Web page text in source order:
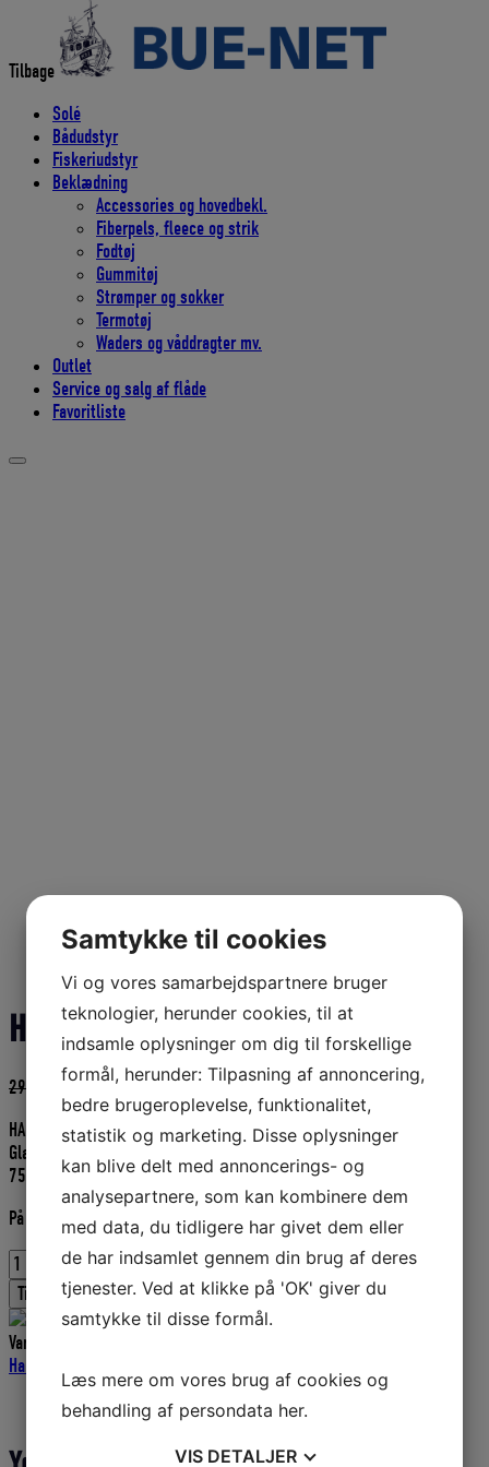
Tilbage
Solé
Bådudstyr
Fiskeriudstyr
Beklædning
Accessories og hovedbekl.
Fiberpels, fleece og strik
Fodtøj
Gummitøj
Strømper og sokker
Termotøj
Waders og våddragter mv.
Outlet
Service og salg af flåde
Favoritliste
Hammerite Sølv 750 ML glat effekt
295,00 DKKDen
oprindelige
pris
var:
295,00 DKK.
265,50DKKDen
aktuelle
pris
265,50 DKK.
HAMMERITE SØLV
Glat effekt.
750 ml.
På fjernlager
Hammerite
Sølv
750
ML
glat
effekt
Tilføj til kurv
Varenummer (SKU):
Hammerit
Yderligere information
Samtykke til cookies
Vi og vores samarbejdspartnere bruger
teknologier, herunder cookies, til at
indsamle oplysninger om dig til forskellige
formål, herunder: Tilpasning af annoncering,
bedre brugeroplevelse, funktionalitet,
statistik og marketing. Disse oplysninger
kan blive delt med annoncerings- og
analysepartnere, som kan kombinere dem
med data, du tidligere har givet dem eller
de har indsamlet gennem din brug af deres
tjenester. Ved at klikke på 'OK' giver du
samtykke til disse formål.
Læs mere om vores brug af cookies og
behandling af persondata her.
VIS DETALJER